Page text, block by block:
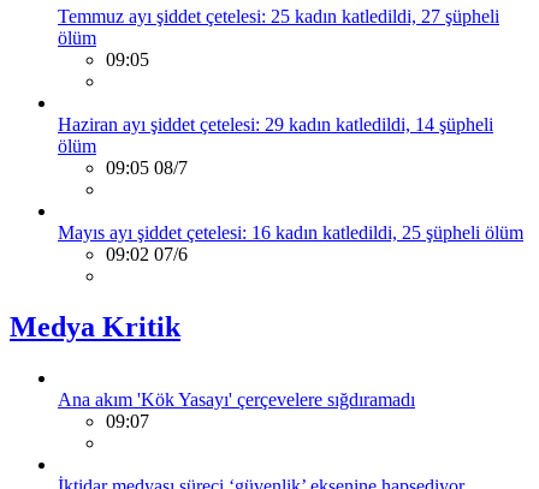
Temmuz ayı şiddet çetelesi: 25 kadın katledildi, 27 şüpheli
ölüm
09:05
Haziran ayı şiddet çetelesi: 29 kadın katledildi, 14 şüpheli
ölüm
09:05 08/7
Mayıs ayı şiddet çetelesi: 16 kadın katledildi, 25 şüpheli ölüm
09:02 07/6
Medya Kritik
Ana akım 'Kök Yasayı' çerçevelere sığdıramadı
09:07